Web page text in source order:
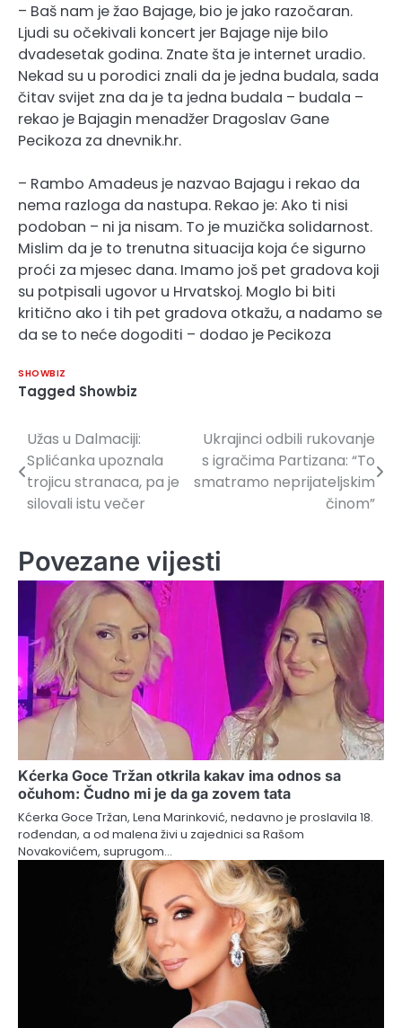
– Baš nam je žao Bajage, bio je jako razočaran.
Ljudi su očekivali koncert jer Bajage nije bilo
dvadesetak godina. Znate šta je internet uradio.
Nekad su u porodici znali da je jedna budala, sada
čitav svijet zna da je ta jedna budala – budala –
rekao je Bajagin menadžer Dragoslav Gane
Pecikoza za dnevnik.hr.
– Rambo Amadeus je nazvao Bajagu i rekao da
nema razloga da nastupa. Rekao je: Ako ti nisi
podoban – ni ja nisam. To je muzička solidarnost.
Mislim da je to trenutna situacija koja će sigurno
proći za mjesec dana. Imamo još pet gradova koji
su potpisali ugovor u Hrvatskoj. Moglo bi biti
kritično ako i tih pet gradova otkažu, a nadamo se
da se to neće dogoditi – dodao je Pecikoza
SHOWBIZ
Tagged Showbiz
Navigacija
članaka
Užas u Dalmaciji:
Splićanka upoznala
trojicu stranaca, pa je
silovali istu večer
Ukrajinci odbili rukovanje
s igračima Partizana: “To
smatramo neprijateljskim
činom”
Povezane vijesti
Kćerka Goce Tržan otkrila kakav ima odnos sa
očuhom: Čudno mi je da ga zovem tata
Kćerka Goce Tržan, Lena Marinković, nedavno je proslavila 18.
rođendan, a od malena živi u zajednici sa Rašom
Novakovićem, suprugom…